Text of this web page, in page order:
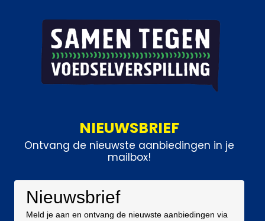
NIEUWSBRIEF
Ontvang de nieuwste aanbiedingen in je
mailbox!
Nieuwsbrief
Meld je aan en ontvang de nieuwste aanbiedingen via